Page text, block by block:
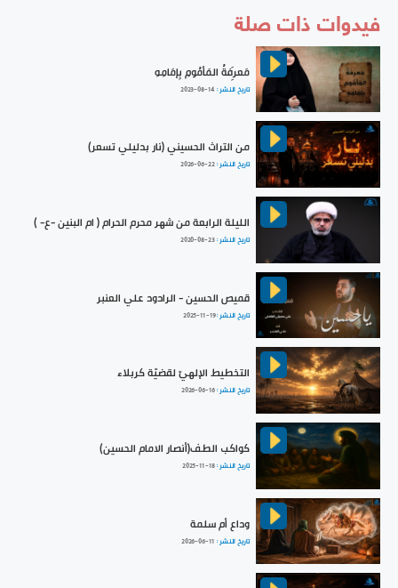
فيدوات ذات صلة
مَعرِفَةُ المَأمُومِ بِإمَامِهِ
تاريخ النشر : 2023-08-14
من التراث الحسيني (نار بدليلي تسعر)
تاريخ النشر :2026-06-22
الليلة الرابعة من شهر محرم الحرام ( ام البنين -ع- )
تاريخ النشر :2020-08-23
قميص الحسين - الرادود علي العنبر
تاريخ النشر :2025-11-19
التخطيط الإلهيّ لقضيّة كربلاء
تاريخ النشر :2026-06-16
كواكب الطف(أنصار الامام الحسين)
تاريخ النشر :2025-11-18
وداع أم سلمة
تاريخ النشر : 2026-06-11